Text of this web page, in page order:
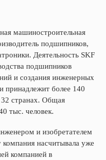
машиностроительная
подшипников,
Деятельность SKF
подшипников
и создания инженерных
принадлежит более 140
32 странах. Общая
тыс. человек.
и изобретателем
насчитывала уже
компанией в